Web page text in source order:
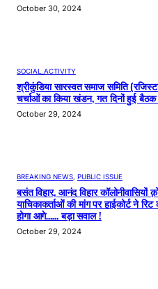
October 30, 2024
SOCIAL_ACTIVITY
श्रीकुंडिया सारस्वत समाज समिति
चर्चाओं का किया खंडन, गत दिनों हुई
October 29, 2024
BREAKING NEWS, PUBLIC ISSUE
बसंत विहार, आनंद विहार कॉलोनीवासियों
याचिकाकर्ताओं की मांग पर हाईकोर्ट ने
होगा आगे…… बड़ा सवाल !
October 29, 2024